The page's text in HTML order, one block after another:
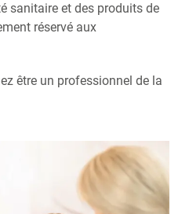
sanitaire et des produits de
réservé aux
être un professionnel de la